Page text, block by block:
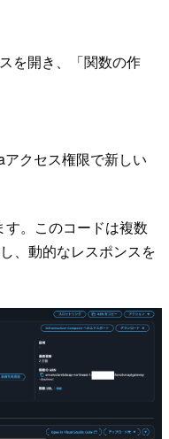
を開き、「関数の作
クセス権限で新しい
。このコードは複数
、動的なレスポンスを